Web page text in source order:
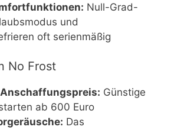
Null-Grad-
und
oft serienmäßig
No Frost
Günstige
ab 600 Euro
Das